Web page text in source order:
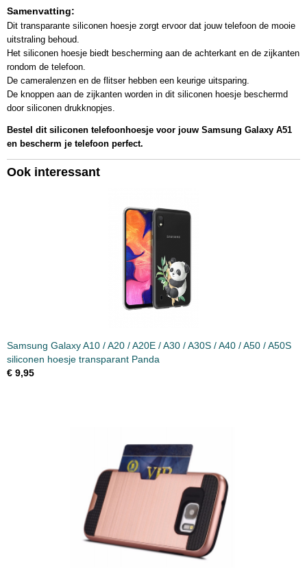
Samenvatting:
Dit transparante siliconen hoesje zorgt ervoor dat jouw telefoon de mooie
uitstraling behoud.
Het siliconen hoesje biedt bescherming aan de achterkant en de zijkanten
rondom de telefoon.
De cameralenzen en de flitser hebben een keurige uitsparing.
De knoppen aan de zijkanten worden in dit siliconen hoesje beschermd
door siliconen drukknopjes.
Bestel dit siliconen telefoonhoesje voor jouw Samsung Galaxy A51
en bescherm je telefoon perfect.
Ook interessant
Samsung Galaxy A10 / A20 / A20E / A30 / A30S / A40 / A50 / A50S
siliconen hoesje transparant Panda
€ 9,95